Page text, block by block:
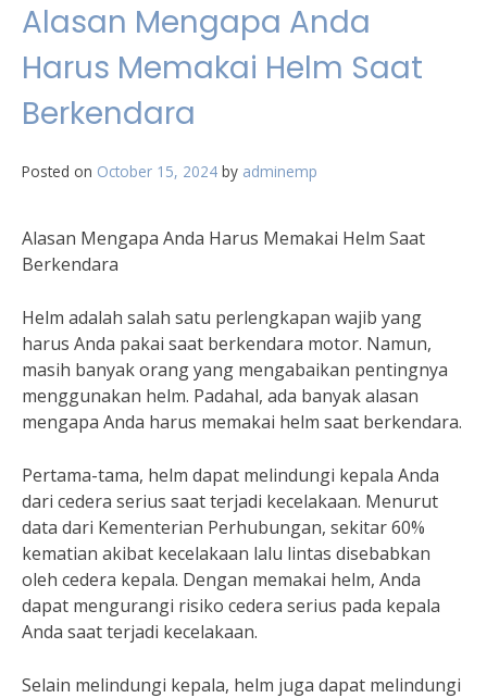
Alasan Mengapa Anda
Harus Memakai Helm Saat
Berkendara
Posted on October 15, 2024 by adminemp
Alasan Mengapa Anda Harus Memakai Helm Saat
Berkendara
Helm adalah salah satu perlengkapan wajib yang
harus Anda pakai saat berkendara motor. Namun,
masih banyak orang yang mengabaikan pentingnya
menggunakan helm. Padahal, ada banyak alasan
mengapa Anda harus memakai helm saat berkendara.
Pertama-tama, helm dapat melindungi kepala Anda
dari cedera serius saat terjadi kecelakaan. Menurut
data dari Kementerian Perhubungan, sekitar 60%
kematian akibat kecelakaan lalu lintas disebabkan
oleh cedera kepala. Dengan memakai helm, Anda
dapat mengurangi risiko cedera serius pada kepala
Anda saat terjadi kecelakaan.
Selain melindungi kepala, helm juga dapat melindungi